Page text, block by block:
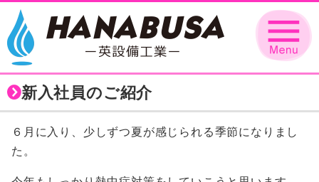
新入社員のご紹介
６月に入り、少しずつ夏が感じられる季節になりまし
た。